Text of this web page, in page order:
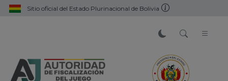
Sitio oficial del Estado Plurinacional de Bolivia